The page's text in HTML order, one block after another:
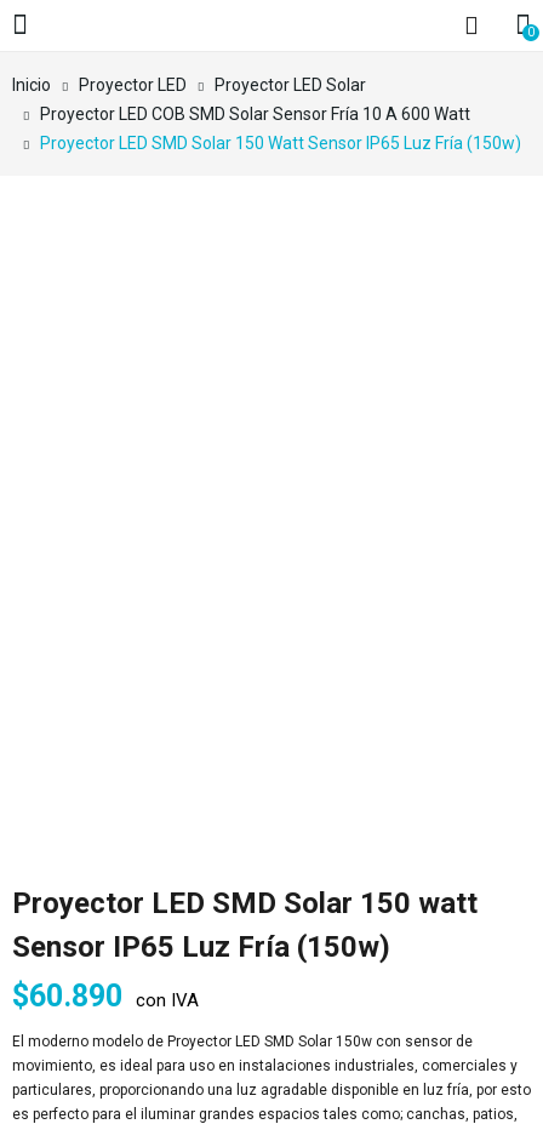
0
Inicio Proyector LED
Proyector LED Solar
Proyector LED COB SMD Solar Sensor Fría 10 A 600 Watt
Proyector LED SMD Solar 150 Watt Sensor IP65 Luz Fría (150w)
Proyector LED SMD Solar 150 watt
Sensor IP65 Luz Fría (150w)
$60.890 con IVA
El moderno modelo de Proyector LED SMD Solar 150w con sensor de
movimiento, es ideal para uso en instalaciones industriales, comerciales y
particulares, proporcionando una luz agradable disponible en luz fría, por esto
es perfecto para el iluminar grandes espacios tales como; canchas, patios,